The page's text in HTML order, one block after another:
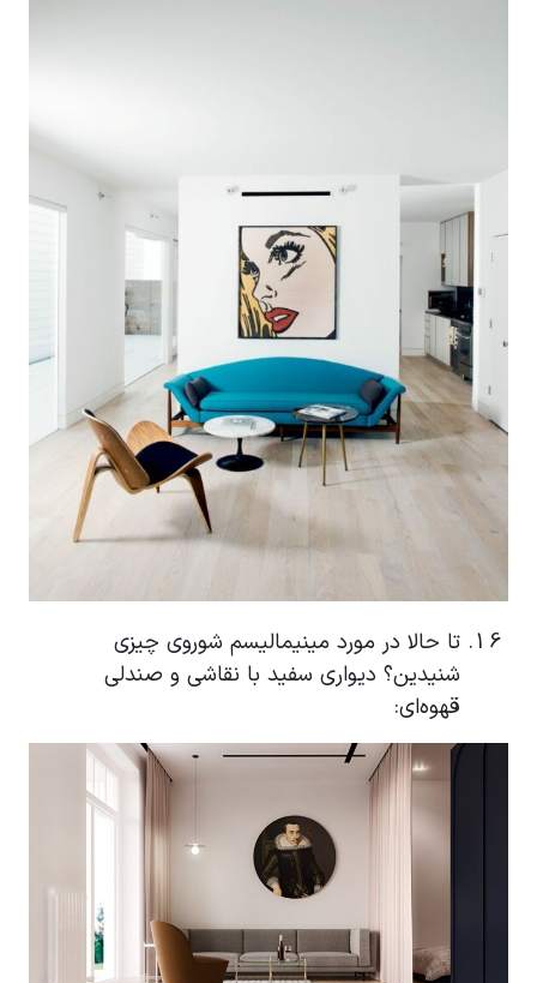
تا حالا در مورد مینیمالیسم شوروی چیزی
شنیدین؟ دیواری سفید با نقاشی و صندلی
قهوه‌ای: